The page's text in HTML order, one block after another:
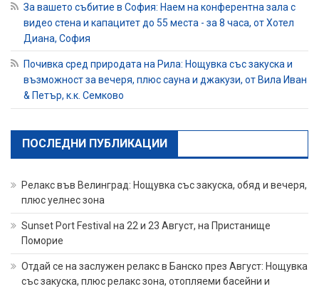
За вашето събитие в София: Наем на конферентна зала с
видео стена и капацитет до 55 места - за 8 часа, от Хотел
Диана, София
Почивка сред природата на Рила: Нощувка със закуска и
възможност за вечеря, плюс сауна и джакузи, от Вила Иван
& Петър, к.к. Семково
ПОСЛЕДНИ ПУБЛИКАЦИИ
Релакс във Велинград: Нощувка със закуска, обяд и вечеря,
плюс уелнес зона
Sunset Port Festival на 22 и 23 Август, на Пристанище
Поморие
Отдай се на заслужен релакс в Банско през Август: Нощувка
със закуска, плюс релакс зона, отопляеми басейни и